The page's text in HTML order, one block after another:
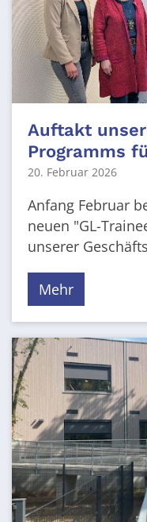
Auftakt
Programms
20. Februar 2026
Anfang Februar
neuen "GL-
unserer
Mehr